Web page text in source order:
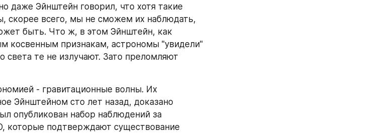
даже Эйнштейн говорил, что хотя такие
скорее всего, мы не сможем их наблюдать,
быть. Что ж, в этом Эйнштейн, как
косвенным признакам, астрономы "увидели"
те не излучают. Зато преломляют
- гравитационные волны. Их
Эйнштейном сто лет назад, доказано
опубликован набор наблюдений за
которые подтверждают существование